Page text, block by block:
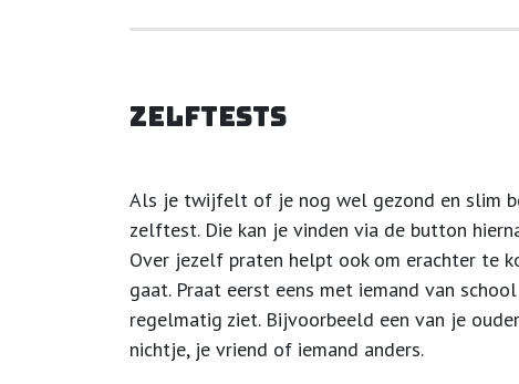
Zelftests
Als je twijfelt of je nog wel gezond en slim
zelftest. Die kan je vinden via de button
Over jezelf praten helpt ook om erachter te
gaat. Praat eerst eens met iemand van
regelmatig ziet. Bijvoorbeeld een van je
nichtje, je vriend of iemand anders.